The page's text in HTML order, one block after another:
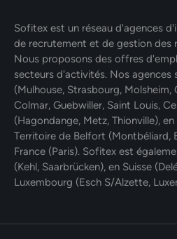
Sofitex est un réseau d'agences
de recrutement et de gestion des
Nous proposons des offres
secteurs d'activités. Nos agences
(Mulhouse, Strasbourg, Molsheim,
Colmar, Guebwiller, Saint Louis,
(Hagondange, Metz, Thionville),
Territoire de Belfort (Montbéliard,
France (Paris). Sofitex est
(Kehl, Saarbrücken), en Suisse
Luxembourg (Esch S/Alzette,